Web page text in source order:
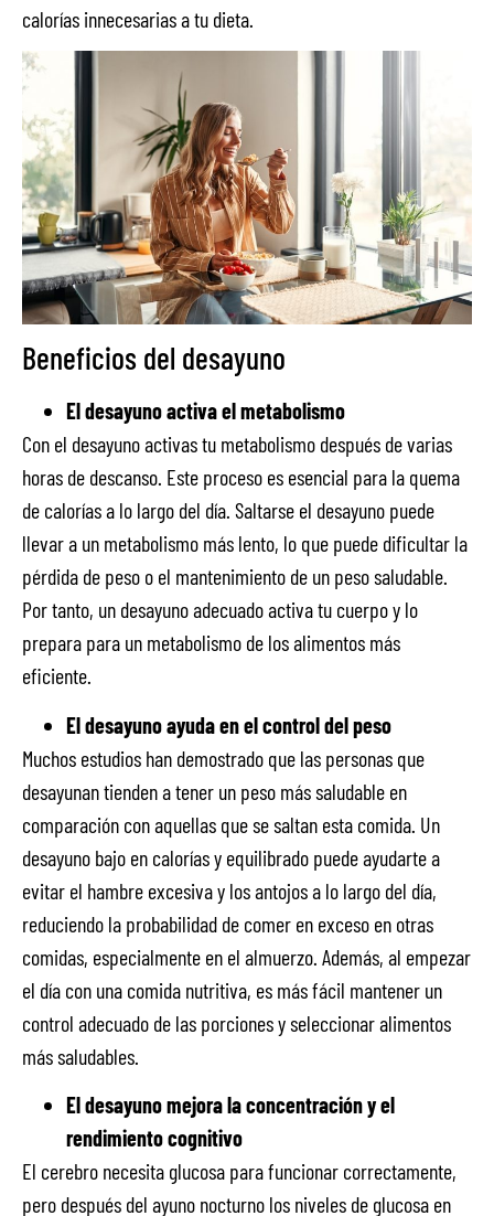
calorías innecesarias a tu dieta.
Beneficios del desayuno
El desayuno activa el metabolismo
Con el desayuno activas tu metabolismo después de varias
horas de descanso. Este proceso es esencial para la quema
de calorías a lo largo del día. Saltarse el desayuno puede
llevar a un metabolismo más lento, lo que puede dificultar la
pérdida de peso o el mantenimiento de un peso saludable.
Por tanto, un desayuno adecuado activa tu cuerpo y lo
prepara para un metabolismo de los alimentos más
eficiente.
El desayuno ayuda en el control del peso
Muchos estudios han demostrado que las personas que
desayunan tienden a tener un peso más saludable en
comparación con aquellas que se saltan esta comida. Un
desayuno bajo en calorías y equilibrado puede ayudarte a
evitar el hambre excesiva y los antojos a lo largo del día,
reduciendo la probabilidad de comer en exceso en otras
comidas, especialmente en el almuerzo. Además, al empezar
el día con una comida nutritiva, es más fácil mantener un
control adecuado de las porciones y seleccionar alimentos
más saludables.
El desayuno mejora la concentración y el
rendimiento cognitivo
El cerebro necesita glucosa para funcionar correctamente,
pero después del ayuno nocturno los niveles de glucosa en